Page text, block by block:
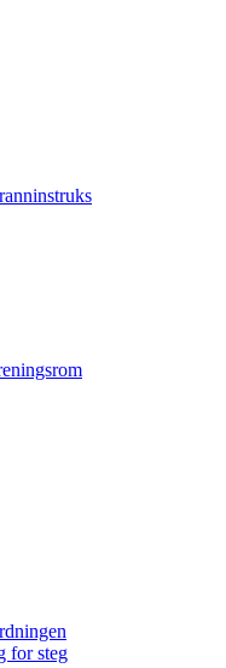
for steg